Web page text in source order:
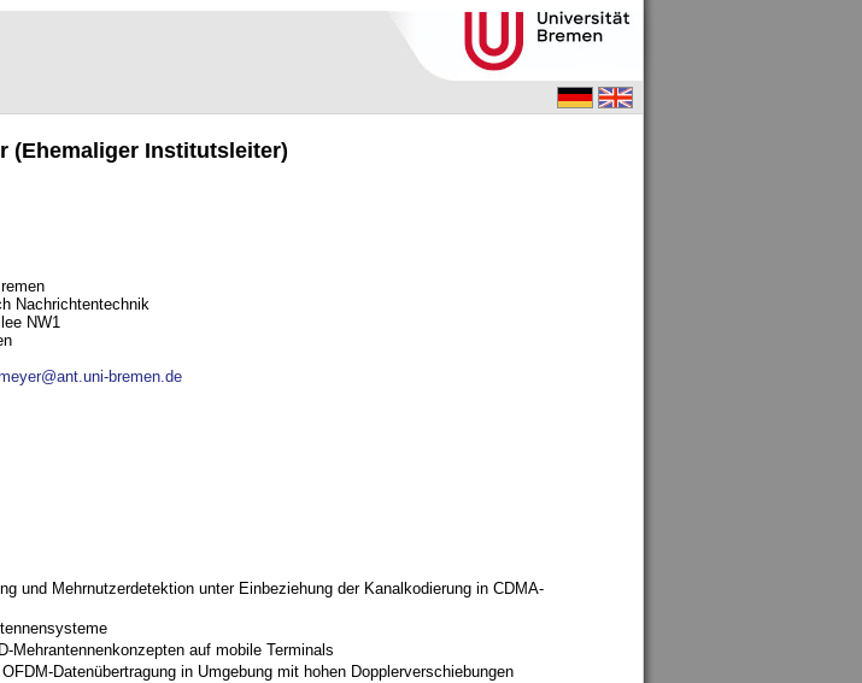
(Ehemaliger Institutsleiter)
Nachrichtentechnik
NW1
bremen.de
und Mehrnutzerdetektion unter Einbeziehung der Kanalkodierung in CDMA-
Mehrantennenkonzepten auf mobile Terminals
Datenübertragung in Umgebung mit hohen Dopplerverschiebungen